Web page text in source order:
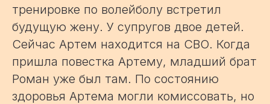
тренировке по волейболу встретил
будущую жену. У супругов двое детей.
Сейчас Артем находится на СВО. Когда
пришла повестка Артему, младший брат
Роман уже был там. По состоянию
здоровья Артема могли комиссовать, но